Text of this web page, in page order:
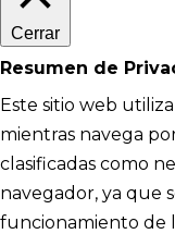
Cerrar
Resumen de
Este sitio web
mientras navega
clasificadas como
navegador, ya que
funcionamiento de